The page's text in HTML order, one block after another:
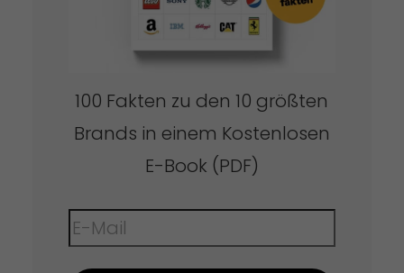
100 Fakten zu den 10 größten
Brands in einem Kostenlosen
E-Book (PDF)